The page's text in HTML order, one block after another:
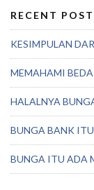
RECENT
KESIMPULAN
MEMAHAMI
HALALNYA
BUNGA BANK
BUNGA ITU ADA